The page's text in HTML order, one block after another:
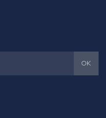
OK